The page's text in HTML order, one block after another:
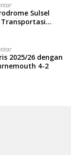
Sulsel
Transportasi
2025/26 dengan
4-2